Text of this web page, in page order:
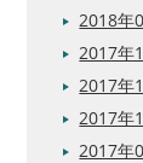
2018年
2017年
2017年
2017年
2017年